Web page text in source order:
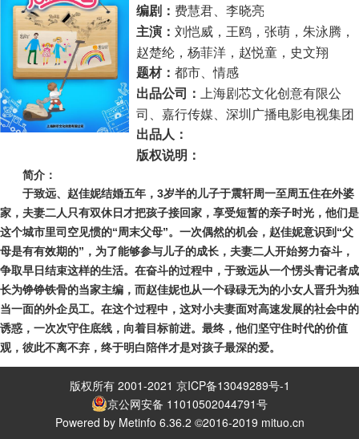
编剧： 费慧君、李晓亮
主演： 刘恺威，王鸥，张萌，朱泳腾，
赵楚纶，杨菲洋，赵悦童，史文翔
题材： 都市、情感
出品公司： 上海剧芯文化创意有限公
司、嘉行传媒、深圳广播电影电视集团
出品人：
版权说明：
简介：
于致远、赵佳妮结婚五年，3岁半的儿子于震轩周一至周五住在外婆
家，夫妻二人只有双休日才把孩子接回家，享受短暂的亲子时光，他们是
这个城市里司空见惯的“周末父母”。一次偶然的机会，赵佳妮意识到“父
母是有有效期的”，为了能够参与儿子的成长，夫妻二人开始努力奋斗，
争取早日结束这样的生活。在奋斗的过程中，于致远从一个愣头青记者成
长为铮铮铁骨的当家主编，而赵佳妮也从一个碌碌无为的小女人晋升为独
当一面的外企员工。在这个过程中，这对小夫妻面对高速发展的社会中的
诱惑，一次次守住底线，向着目标前进。最终，他们坚守住时代的价值
观，彼此不离不弃，终于明白陪伴才是对孩子最深的爱。
版权所有 2001-2021 京ICP备13049289号-1
京公网安备 11010502044791号
Powered by Metinfo 6.36.2 ©2016-2019 mituo.cn